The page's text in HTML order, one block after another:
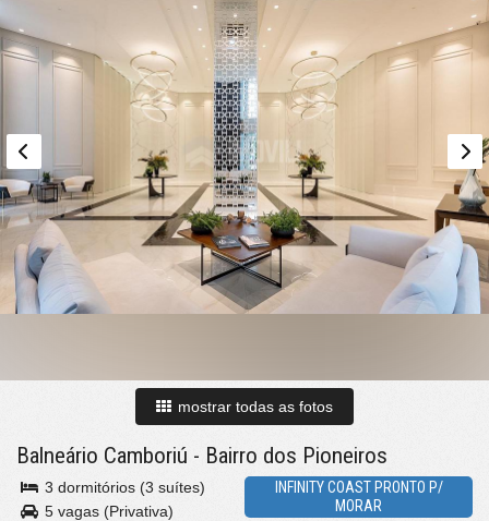
mostrar todas as fotos
Balneário Camboriú - Bairro dos Pioneiros
INFINITY COAST PRONTO P/
MORAR
3 dormitórios (3 suítes)
5 vagas (Privativa)